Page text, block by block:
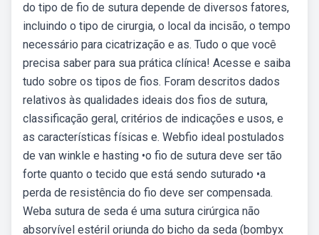
do tipo de fio de sutura depende de diversos fatores,
incluindo o tipo de cirurgia, o local da incisão, o tempo
necessário para cicatrização e as. Tudo o que você
precisa saber para sua prática clínica! Acesse e saiba
tudo sobre os tipos de fios. Foram descritos dados
relativos às qualidades ideais dos fios de sutura,
classificação geral, critérios de indicações e usos, e
as características físicas e. Webfio ideal postulados
de van winkle e hasting •o fio de sutura deve ser tão
forte quanto o tecido que está sendo suturado •a
perda de resistência do fio deve ser compensada.
Weba sutura de seda é uma sutura cirúrgica não
absorvível estéril oriunda do bicho da seda (bombyx